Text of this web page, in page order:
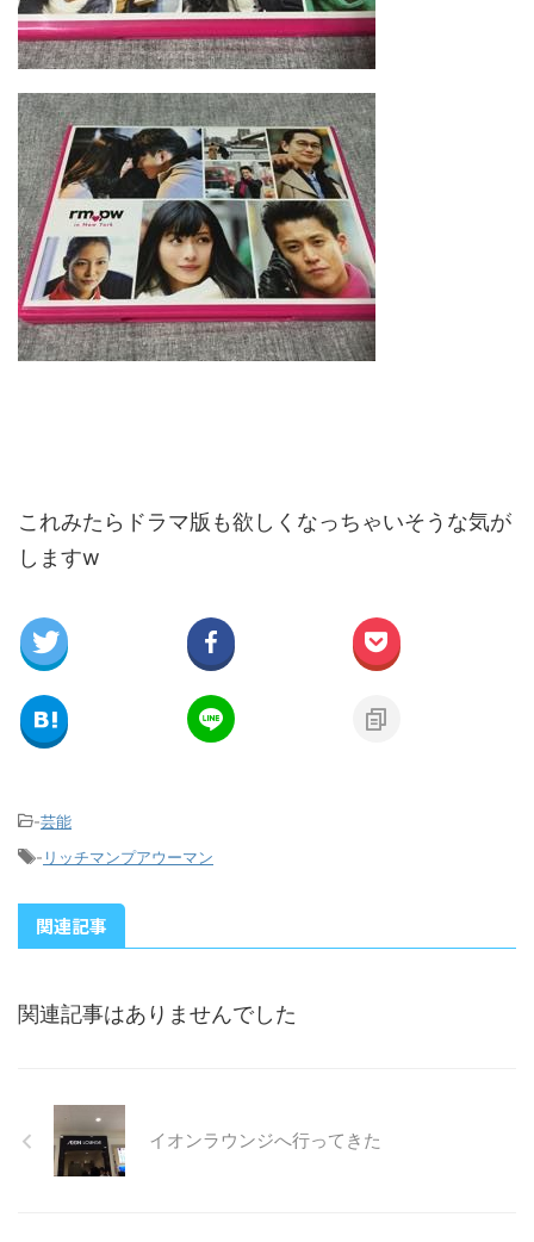
これみたらドラマ版も欲しくなっちゃいそうな気が
しますw
-芸能
- リッチマンプアウーマン
関連記事
関連記事はありませんでした
イオンラウンジへ行ってきた